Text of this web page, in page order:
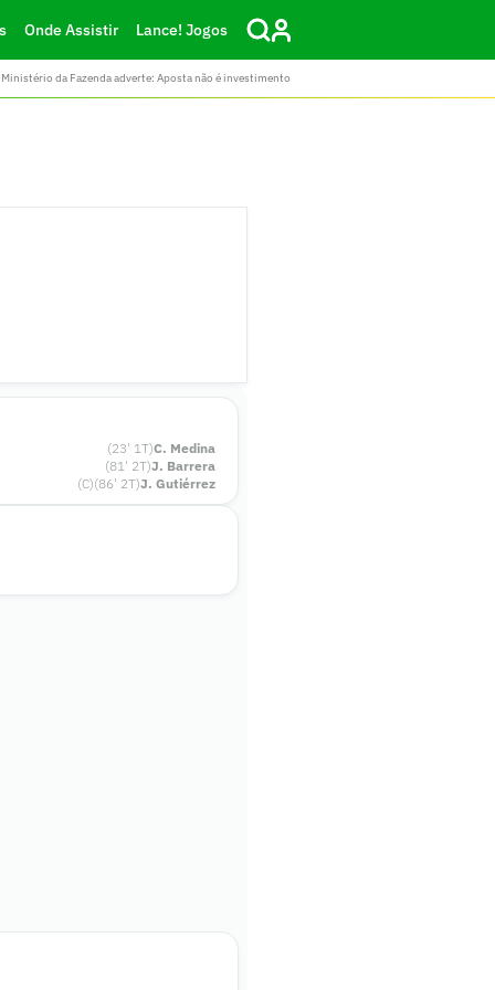
Onde Assistir Lance! Jogos
da Fazenda adverte: Aposta não é investimento
(23' 1T)C. Medina
(81 ' 2T)J. Barrera
(C)(86' 2T)J. Gutiérrez